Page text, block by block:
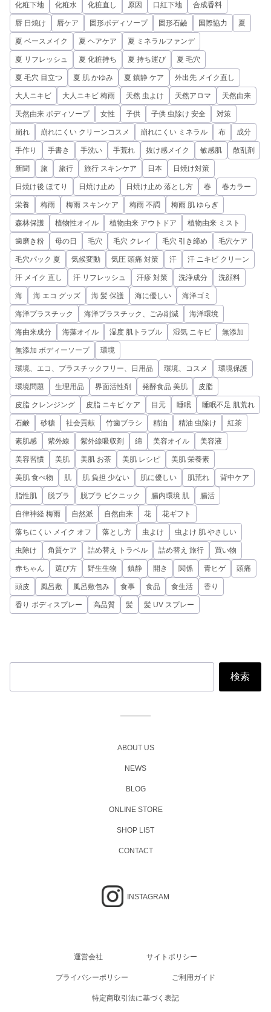
化粧下地 化粧水 化粧直し 原因 口紅下地 合成香料
唇 日焼け 唇ケア 固形ボディソープ 固形石鹼 国際協力 夏
夏 ベースメイク 夏 ヘアケア 夏 ミネラルファンデ
夏 リフレッシュ 夏 化粧持ち 夏 持ち運び 夏 毛穴
夏 毛穴 目立つ 夏 肌 かゆみ 夏 鎮静 ケア 外出先 メイク直し
大人ニキビ 大人ニキビ 梅雨 天然 虫よけ 天然アロマ 天然由来
天然由来 ボディソープ 女性 子供 子供 虫除け 安全 対策
崩れ 崩れにくい クリーンコスメ 崩れにくい ミネラル 布 成分
手作り 手書き 手洗い 手荒れ 抜け感メイク 敏感肌 散乱剤
新聞 旅 旅行 旅行 スキンケア 日本 日焼け対策
日焼け後 ほてり 日焼け止め 日焼け止め 落とし方 春 春カラー
栄養 梅雨 梅雨 スキンケア 梅雨 不調 梅雨 肌 ゆらぎ
森林保護 植物性オイル 植物由来 アウトドア 植物由来 ミスト
歯磨き粉 母の日 毛穴 毛穴 クレイ 毛穴 引き締め 毛穴ケア
毛穴パック 夏 気候変動 気圧 頭痛 対策 汗 汗 ニキビ クリーン
汗 メイク 直し 汗 リフレッシュ 汗疹 対策 洗浄成分 洗顔料
海 海 エコ グッズ 海 髪 保護 海に優しい 海洋ゴミ
海洋プラスチック 海洋プラスチック、ごみ削減 海洋環境
海由来成分 海藻オイル 湿度 肌トラブル 湿気 ニキビ 無添加
無添加 ボディーソープ 環境
環境、エコ、プラスチックフリー、日用品 環境、コスメ 環境保護
環境問題 生理用品 界面活性剤 発酵食品 美肌 皮脂
皮脂 クレンジング 皮脂 ニキビ ケア 目元 睡眠 睡眠不足 肌荒れ
石鹸 砂糖 社会貢献 竹歯ブラシ 精油 精油 虫除け 紅茶
素肌感 紫外線 紫外線吸収剤 綿 美容オイル 美容液
美容習慣 美肌 美肌 お茶 美肌 レシピ 美肌 栄養素
美肌 食べ物 肌 肌 負担 少ない 肌に優しい 肌荒れ 背中ケア
脂性肌 脱プラ 脱プラ ピクニック 腸内環境 肌 腸活
自律神経 梅雨 自然派 自然由来 花 花ギフト
落ちにくい メイク オフ 落とし方 虫よけ 虫よけ 肌 やさしい
虫除け 角質ケア 詰め替え トラベル 詰め替え 旅行 買い物
赤ちゃん 選び方 野生生物 鎮静 開き 関係 青ヒゲ 頭痛
頭皮 風呂敷 風呂敷包み 食事 食品 食生活 香り
香り ボディスプレー 高品質 髪 髪 UV スプレー
ABOUT US
NEWS
BLOG
ONLINE STORE
SHOP LIST
CONTACT
INSTAGRAM
運営会社 サイトポリシー
プライバシーポリシー ご利用ガイド
特定商取引法に基づく表記